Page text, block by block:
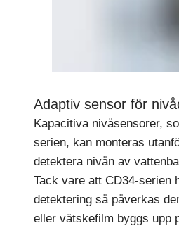
Adaptiv sensor för
Kapacitiva nivåsensorer,
serien, kan monteras
detektera nivån av
Tack vare att CD34-serien
detektering så påverkas
eller vätskefilm byggs upp